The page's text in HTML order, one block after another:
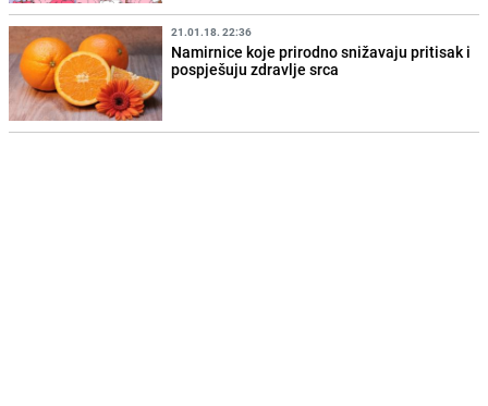
21.01.18. 22:36
Namirnice koje prirodno snižavaju pritisak i
pospješuju zdravlje srca